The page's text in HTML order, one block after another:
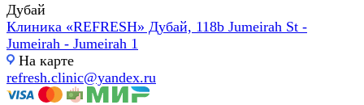
Дубай
Клиника «REFRESH» Дубай, 118b Jumeirah St -
Jumeirah - Jumeirah 1
На карте
refresh.clinic@yandex.ru